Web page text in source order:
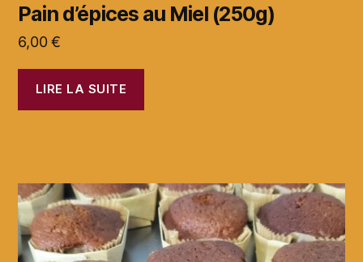
Pain d’épices au Miel (250g)
6,00€
LIRE LA SUITE